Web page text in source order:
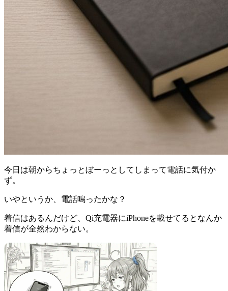
今日は朝からちょっとぼーっとしてしまって電話に気付か
ず。
いやというか、電話鳴ったかな？
着信はあるんだけど、Qi充電器にiPhoneを載せてるとなんか
着信が全然わからない。